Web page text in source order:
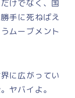
けでなく、国
手に死ねばえ
ムーブメント
に広がってい
ヤバイよ。